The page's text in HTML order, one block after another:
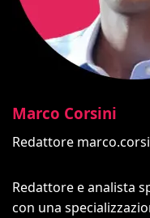
Marco Corsini
Redattore
Redattore e analista
con una